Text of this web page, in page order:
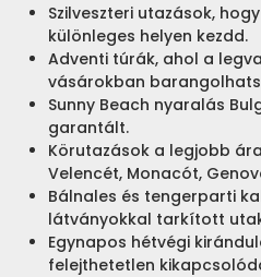
Szilveszteri utazások,
különleges helyen kezdd.
Adventi túrák, ahol a
vásárokban
Sunny Beach nyaralás
garantált.
Körutazások a legjobb
Velencét, Monacót,
Bálnales és tengerparti
látványokkal tarkított
Egynapos hétvégi
felejthetetlen